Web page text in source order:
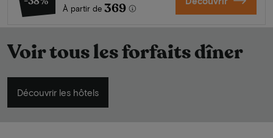
À partir de 369
Voir tous les forfaits dîner
Découvrir les hôtels